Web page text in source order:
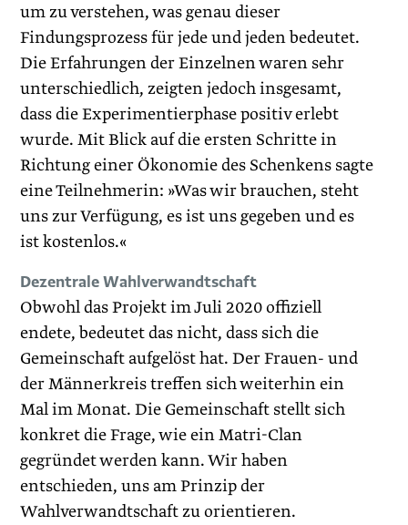
um zu verstehen, was genau dieser
Findungsprozess für jede und jeden bedeutet.
Die Erfahrungen der Einzelnen waren sehr
unterschiedlich, zeigten jedoch insgesamt,
dass die Experimentierphase positiv erlebt
wurde. Mit Blick auf die ersten Schritte in
Richtung einer Ökonomie des Schenkens sagte
eine Teilnehmerin: »Was wir brauchen, steht
uns zur Verfügung, es ist uns gegeben und es
ist kostenlos.«
Dezentrale Wahlverwandtschaft
Obwohl das Projekt im Juli 2020 offiziell
endete, bedeutet das nicht, dass sich die
Gemeinschaft aufgelöst hat. Der Frauen- und
der Männerkreis treffen sich weiterhin ein
Mal im Monat. Die Gemeinschaft stellt sich
konkret die Frage, wie ein Matri-Clan
gegründet werden kann. Wir haben
entschieden, uns am Prinzip der
Wahlverwandtschaft zu orientieren.